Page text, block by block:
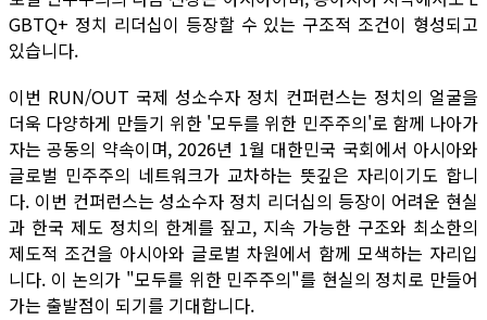
GBTQ+ 정치 리더십이 등장할 수 있는 구조적 조건이 형성되고
있습니다.
이번 RUN/OUT 국제 성소수자 정치 컨퍼런스는 정치의 얼굴을
더욱 다양하게 만들기 위한 '모두를 위한 민주주의'로 함께 나아가
자는 공동의 약속이며, 2026년 1월 대한민국 국회에서 아시아와
글로벌 민주주의 네트워크가 교차하는 뜻깊은 자리이기도 합니
다. 이번 컨퍼런스는 성소수자 정치 리더십의 등장이 어려운 현실
과 한국 제도 정치의 한계를 짚고, 지속 가능한 구조와 최소한의
제도적 조건을 아시아와 글로벌 차원에서 함께 모색하는 자리입
니다. 이 논의가 "모두를 위한 민주주의"를 현실의 정치로 만들어
가는 출발점이 되기를 기대합니다.